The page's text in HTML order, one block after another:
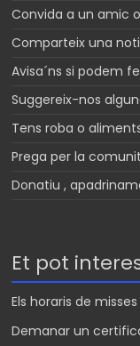
Convida a un amic
Comparteix una
Avisa´ns si podem
Suggereix-nos
Tens roba o
Prega per la
Donatiu ,
Et pot
Els horaris de misses
Demanar un